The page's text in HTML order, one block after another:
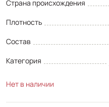
Страна происхождения
Плотность
Состав
Категория
Нет в наличии